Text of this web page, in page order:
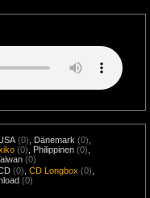
(0) Dänemark (0)
(0) Philippinen (0)
(0)
(0) ,CD Longbox (0)
(0)